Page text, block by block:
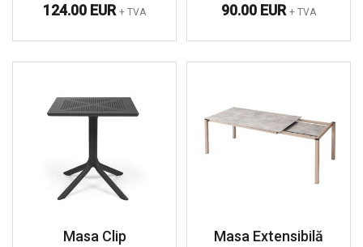
124.00 EUR + TVA 90.00 EUR + TVA
Masa Clip
Masa Extensibilă